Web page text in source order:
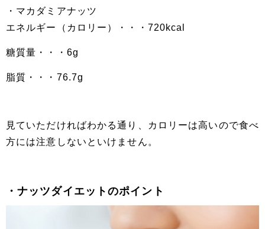
・マカダミアナッツ
エネルギー（カロリー）・・・720kcal
糖質量・・・6g
脂質・・・76.7g
見ていただければわかる通り、カロリーは高いので食べ
方には注意しないといけません。
・ナッツダイエットのポイント